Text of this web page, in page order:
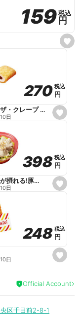
s
e
159
159税込
税込
円
円
s
e
o
r
i
e
270
270 税込
税込
円
円
ファミマ・ザ・クレープ 生チョコ
日
s
e
o
r
i
e
398
398 税込
税込
円
円
たんぱく質が摂れる!豚しゃぶのパスタサラダ
日
s
e
a
248
248 税込
税込
円
円
日
Official Account
区千日前2-8-1